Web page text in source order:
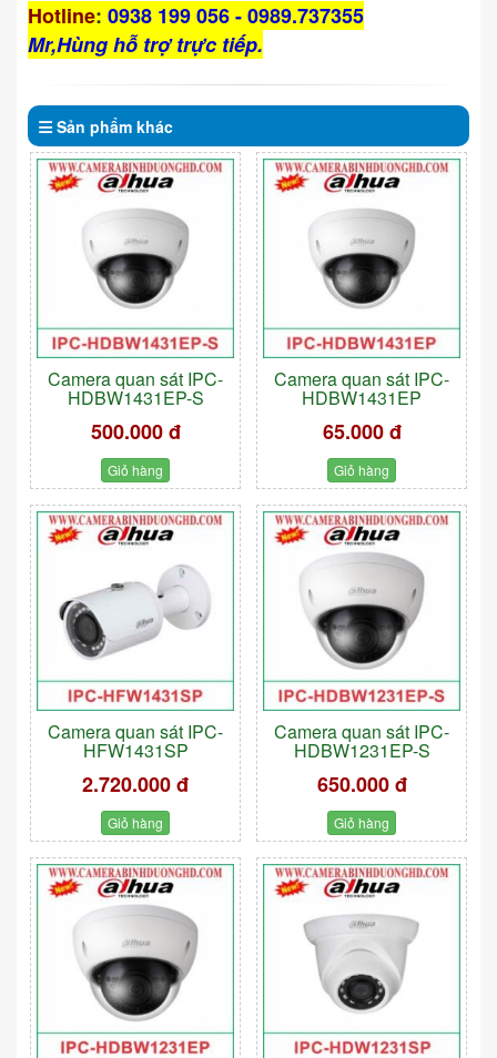
Hotline: 0938 199 056 - 0989.737355
Mr,Hùng hỗ trợ trực tiếp.
Sản phẩm khác
Camera quan sát IPC-
HDBW1431EP-S
500.000 đ
Giỏ hàng
Camera quan sát IPC-
HDBW1431EP
65.000 đ
Giỏ hàng
Camera quan sát IPC-
HFW1431SP
2.720.000 đ
Giỏ hàng
Camera quan sát IPC-
HDBW1231EP-S
650.000 đ
Giỏ hàng